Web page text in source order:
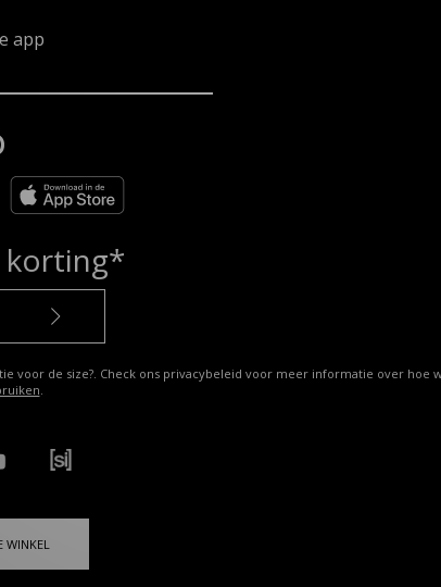
app
korting*
voor de size?. Check ons privacybeleid voor meer informatie over hoe
.
WINKEL